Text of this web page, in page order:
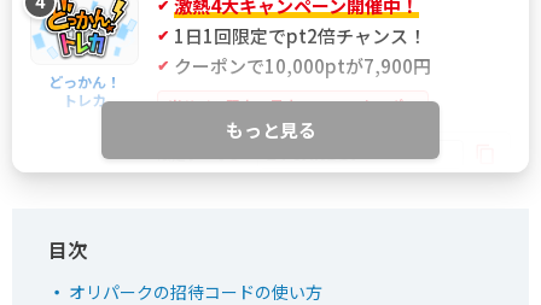
どっかん！
トレカ
1日1回限定でpt2倍チャンス！
クーポンで10,000ptが7,900円
当サイト限定！最大21%OFFクーポン
もっと見る
オリパークの招待コードの使い方